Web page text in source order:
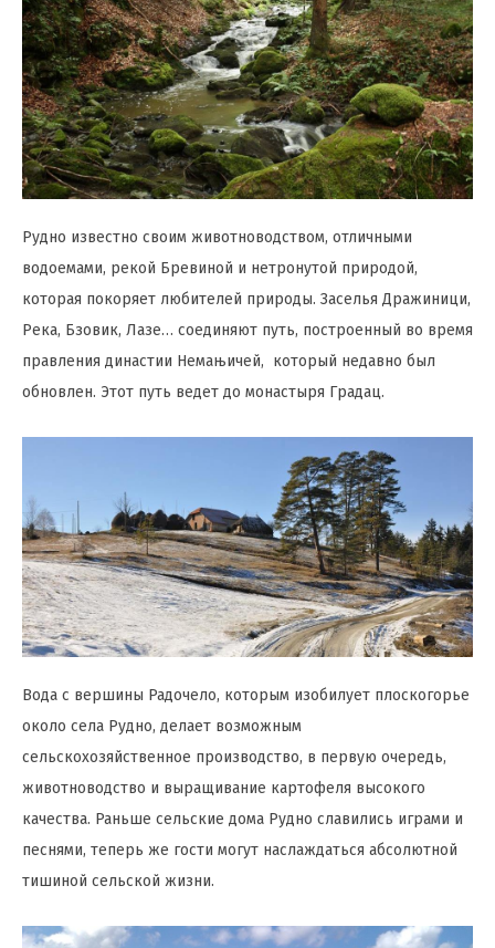
Рудно известно своим животноводством, отличными
водоемами, рекой Бревиной и нетронутой природой,
которая покоряет любителей природы. Заселья Дражиници,
Река, Бзовик, Лазе… соединяют путь, построенный во время
правления династии Немањичей, который недавно был
обновлен. Этот путь ведет до монастыря Градац.
Вода с вершины Радочело, которым изобилует плоскогорье
около села Рудно, делает возможным
сельскохозяйственное производство, в первую очередь,
животноводство и выращивание картофеля высокого
качества. Раньше сельские дома Рудно славились играми и
песнями, теперь же гости могут наслаждаться абсолютной
тишиной сельской жизни.